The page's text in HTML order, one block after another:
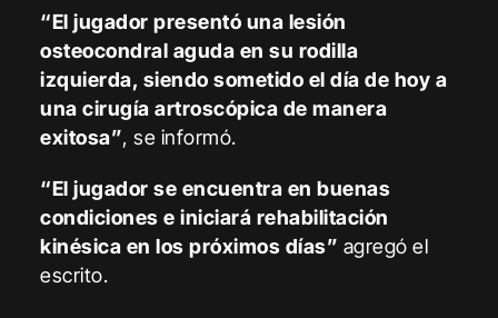
“El jugador presentó una lesión
osteocondral aguda en su rodilla
izquierda, siendo sometido el día de hoy a
una cirugía artroscópica de manera
exitosa”, se informó.
“El jugador se encuentra en buenas
condiciones e iniciará rehabilitación
kinésica en los próximos días” agregó el
escrito.